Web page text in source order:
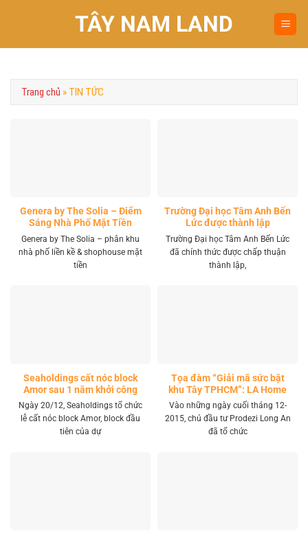
TÂY NAM LAND
Trang chủ » TIN TỨC
Genera by The Solia – Điểm
Sáng Nhà Phố Mặt Tiền
Vành Đai 4 Khu Tây
Genera by The Solia – phân khu
nhà phố liền kề & shophouse mặt
tiền
Trường Đại học Tâm Anh Bến
Lức được thành lập
Trường Đại học Tâm Anh Bến Lức
đã chính thức được chấp thuận
thành lập,
Seaholdings cất nóc block
Amor sau 1 năm khởi công
Ngày 20/12, Seaholdings tổ chức
lễ cất nóc block Amor, block đầu
tiên của dự
Tọa đàm “Giải mã sức bật
khu Tây TPHCM”: LA Home
khai mở tọa độ đầu tư mới
Vào những ngày cuối tháng 12-
2015, chủ đầu tư Prodezi Long An
đã tổ chức